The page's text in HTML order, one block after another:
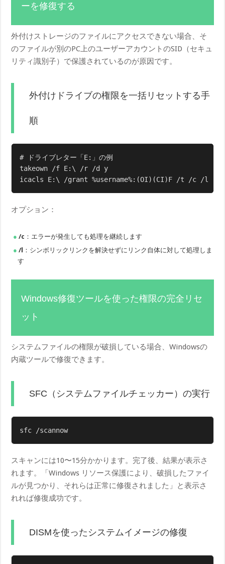
ーを修復する
外付けストレージのファイルにアクセスできない場合、そ
のファイルが別のPC上のユーザーアカウントのSID（セキュ
リティ識別子）で保護されているのが原因です。
外付けドライブの権限を一括リセットする手
順
# ドライブレター「E:」の例
takeown /f E:\ /r /d y
icacls E:\ /grant %username%:(OI)(CI)F /t /c /l
オプション：
/c ：エラーが発生しても処理を継続します
/l ：シンボリックリンクを解決せずにリンク自体に対して処理しま
す
Windows修復ツールを使った権限の完全リセ
ット
システムファイルの権限が破損している場合、Windowsの
内蔵ツールで修復できます。
SFC（システムファイルチェッカー）の実行
sfc /scannow
スキャンには10〜15分かかります。完了後、結果が表示さ
れます。「Windows リソース保護により、破損したファイ
ルが見つかり、それらは正常に修復されました」と表示さ
れれば修復成功です。
DISMを使ったシステムイメージの修復